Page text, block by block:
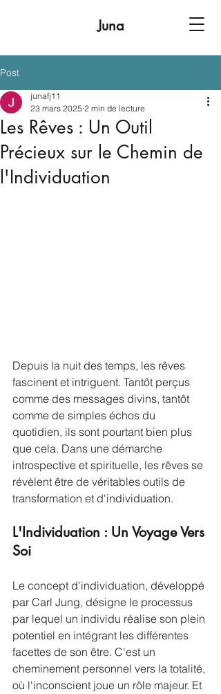
Juna
Post
Les Rêves : Un Outil
Précieux sur le Chemin de
l'Individuation
junafj11
23 mars 2025 2 min de lecture
Depuis la nuit des temps, les rêves
fascinent et intriguent. Tantôt perçus
comme des messages divins, tantôt
comme de simples échos du
quotidien, ils sont pourtant bien plus
que cela. Dans une démarche
introspective et spirituelle, les rêves se
révèlent être de véritables outils de
transformation et d'individuation.
L'Individuation : Un Voyage Vers
Soi
Le concept d'individuation, développé
par Carl Jung, désigne le processus
par lequel un individu réalise son plein
potentiel en intégrant les différentes
facettes de son être. C'est un
cheminement personnel vers la totalité,
où l'inconscient joue un rôle majeur. Et